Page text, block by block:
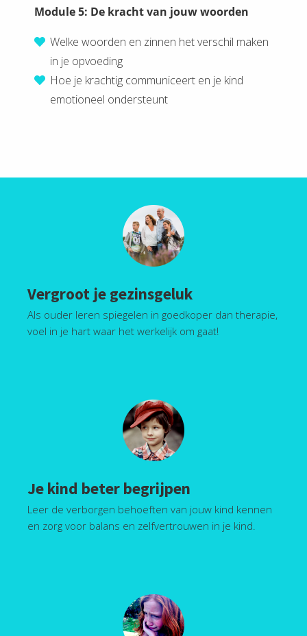
Module 5: De kracht van jouw woorden
Welke woorden en zinnen het verschil maken
in je opvoeding
Hoe je krachtig communiceert en je kind
emotioneel ondersteunt
Vergroot je gezinsgeluk
Als ouder leren spiegelen in goedkoper dan therapie,
voel in je hart waar het werkelijk om gaat!
Je kind beter begrijpen
Leer de verborgen behoeften van jouw kind kennen
en zorg voor balans en zelfvertrouwen in je kind.